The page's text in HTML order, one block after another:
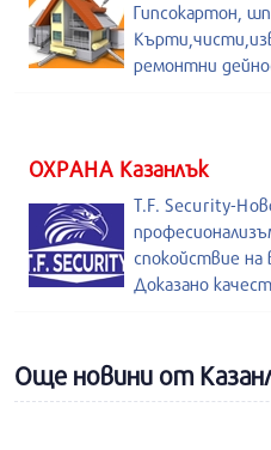
Гипсокартон,
ремонтни
ОХРАНА Казанлък
T.F. Security-
спокойствие на
Доказано
Още новини от